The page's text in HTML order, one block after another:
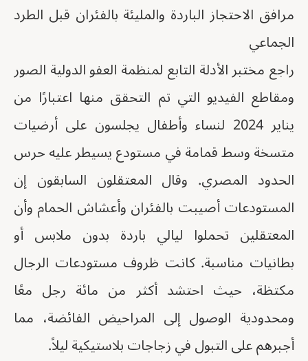
مرافق الاحتجاز الباردة والمليئة بالفئران قبل الطرد
الجماعي
راجع مختبر الأدلة التابع لمنظمة العفو الدولية الصور
ومقاطع الفيديو التي تم التحقق منها اعتبارًا من
يناير 2024 لنساء وأطفال يجلسون على أرضيات
متسخة وسط قمامة في مستودع يسيطر عليه حرس
الحدود المصري. وقال المعتقلون السابقون إن
المستودعات أصيبت بالفئران وأعشاش الحمام وأن
المعتقلين تحملوا ليالي باردة بدون ملابس أو
بطانيات مناسبة. كانت ظروف مستودعات الرجال
مكتظة، حيث احتشد أكثر من مائة رجل معًا
ومحدودية الوصول إلى المراحيض الفائضة، مما
أجبرهم على التبول في زجاجات بلاستيكية ليلاً.